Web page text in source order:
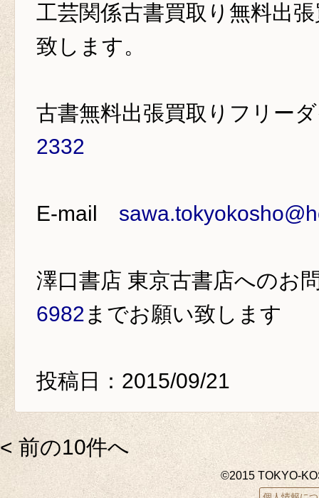
工芸関係古書買取り 無料出
致します。
古書無料出張買取りフリー
2332
E-mail
澤口書店 東京古書店へのお
6982 までお願い致します
投稿日：2015/09/21
< 前の10件へ
©2015 TOKYO-